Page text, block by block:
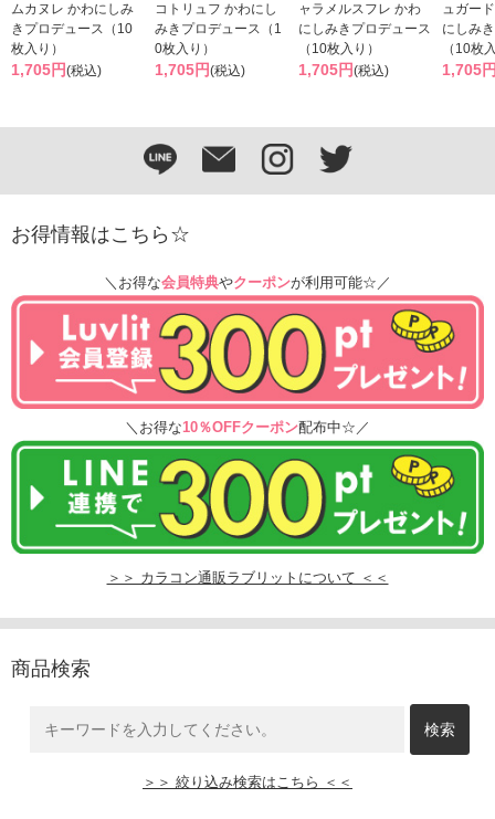
ムカヌレ かわにしみ
きプロデュース（10
枚入り）
1,705円(税込)
コトリュフ かわにし
みきプロデュース（1
0枚入り）
1,705円(税込)
ャラメルスフレ かわ
にしみきプロデュース
（10枚入り）
1,705円(税込)
ュガー
にしみ
（10枚
1,705
お得情報はこちら☆
＼お得な会員特典やクーポンが利用可能☆／
＼お得な10％OFFクーポン配布中☆／
＞＞ カラコン通販ラブリットについて ＜＜
商品検索
＞＞ 絞り込み検索はこちら ＜＜